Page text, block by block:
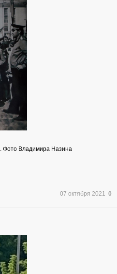
Фото Владимира Назина
07 октября 2021 0